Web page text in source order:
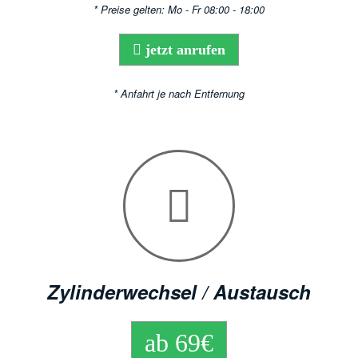
* Preise gelten: Mo - Fr 08:00 - 18:00
jetzt anrufen
* Anfahrt je nach Entfernung
Zylinderwechsel / Austausch
ab 69€